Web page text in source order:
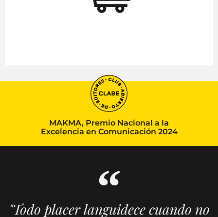
MAKMA, Premio Nacional a la
Excelencia en Comunicación 2024
"Todo placer languidece cuando no